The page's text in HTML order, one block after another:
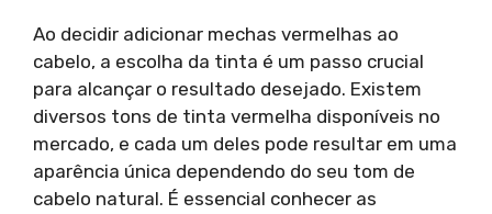
Ao decidir adicionar mechas vermelhas ao
cabelo, a escolha da tinta é um passo crucial
para alcançar o resultado desejado. Existem
diversos tons de tinta vermelha disponíveis no
mercado, e cada um deles pode resultar em uma
aparência única dependendo do seu tom de
cabelo natural. É essencial conhecer as